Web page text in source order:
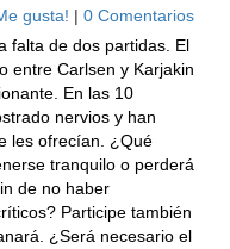
gusta! | 0 Comentarios
falta de dos partidas. El
entre Carlsen y Karjakin
En las 10
nervios y han
les ofrecían. ¿Qué
tranquilo o perderá
de no haber
Participe también
¿Será necesario el